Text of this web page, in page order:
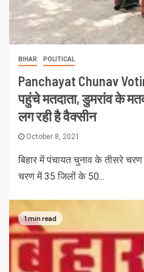
BIHAR POLITICAL
Panchayat Chunav
पहुंचे मतदाता, डुमरांव के
लग रही है वैक्सीन
October 8, 2021
बिहार में पंचायत चुनाव के तीसरे
चरण में 35 जिलों के 50...
1 min read